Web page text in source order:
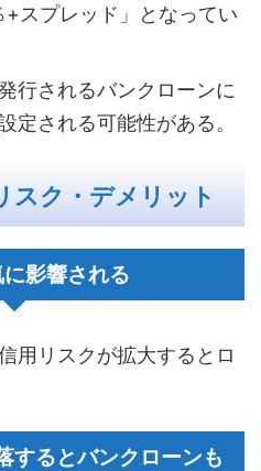
+スプレッド」となってい
行されるバンクローンに
定される可能性がある。
スク・デメリット
影響される
用リスクが拡大するとロ
するとバンクローンも